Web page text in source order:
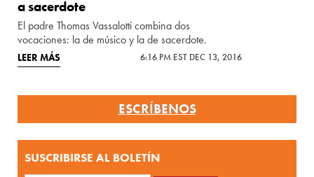
a sacerdote
El padre Thomas Vassalotti combina dos
vocaciones: la de músico y la de sacerdote.
LEER MÁS 6:16 PM EST DEC 13, 2016
ESCRÍBENOS
SUSCRIBIRSE AL BOLETÍN